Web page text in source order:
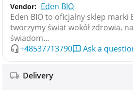
Vendor: Eden BIO
Eden BIO to oficjalny sklep marki
tworzymy świat wokół zdrowia,
świadom...
+48537713790
Ask a
Delivery